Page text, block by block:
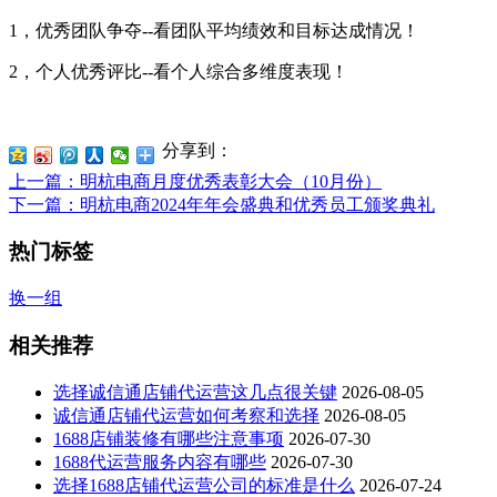
1，优秀团队争夺--看团队平均绩效和目标达成情况！
2，个人优秀评比--看个人综合多维度表现！
分享到：
上一篇 ：明杭电商月度优秀表彰大会（10月份）
下一篇 ：明杭电商2024年年会盛典和优秀员工颁奖典礼
热门标签
换一组
相关推荐
选择诚信通店铺代运营这几点很关键 2026-08-05
诚信通店铺代运营如何考察和选择 2026-08-05
1688店铺装修有哪些注意事项 2026-07-30
1688代运营服务内容有哪些 2026-07-30
选择1688店铺代运营公司的标准是什么 2026-07-24